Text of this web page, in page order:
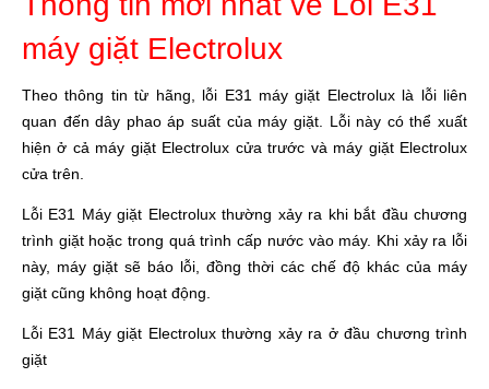
máy giặt Electrolux
Theo thông tin từ hãng, lỗi E31 máy giặt Electrolux là lỗi liên
quan đến dây phao áp suất của máy giặt. Lỗi này có thể xuất
hiện ở cả máy giặt Electrolux cửa trước và máy giặt Electrolux
cửa trên.
Lỗi E31 Máy giặt Electrolux thường xảy ra khi bắt đầu chương
trình giặt hoặc trong quá trình cấp nước vào máy. Khi xảy ra lỗi
này, máy giặt sẽ báo lỗi, đồng thời các chế độ khác của máy
giặt cũng không hoạt động.
Lỗi E31 Máy giặt Electrolux thường xảy ra ở đầu chương trình
giặt